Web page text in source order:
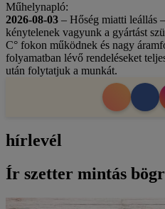
Műhelynapló:
2026-08-03 – Hőség miatti leállás
kénytelenek vagyunk a gyártást
C° fokon működnek és nagy
folyamatban lévő rendeléseket
után folytatjuk a munkát.
hírlevél
Ír szetter mintás